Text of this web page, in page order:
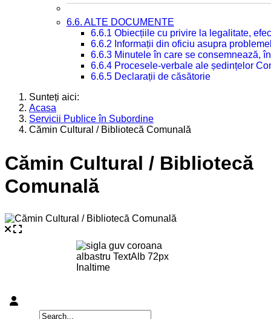
6.6. ALTE DOCUMENTE
6.6.1 Obiecțiile cu privire la legalitate,
6.6.2 Informații din oficiu asupra
6.6.3 Minutele în care se consemnează,
6.6.4 Procesele-verbale ale ședințelor
6.6.5 Declarații de căsătorie
Sunteți aici:
Acasa
Servicii Publice în Subordine
Cămin Cultural / Bibliotecă Comunală
Cămin Cultural / Bibliotecă
Comunală